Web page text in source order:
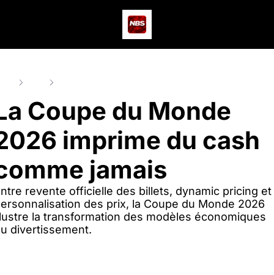
Coupe du Monde
imprime du cash
jamais
revente officielle des billets, dynamic pricing et
des prix, la Coupe du Monde 2026
la transformation des modèles économiques
divertissement.